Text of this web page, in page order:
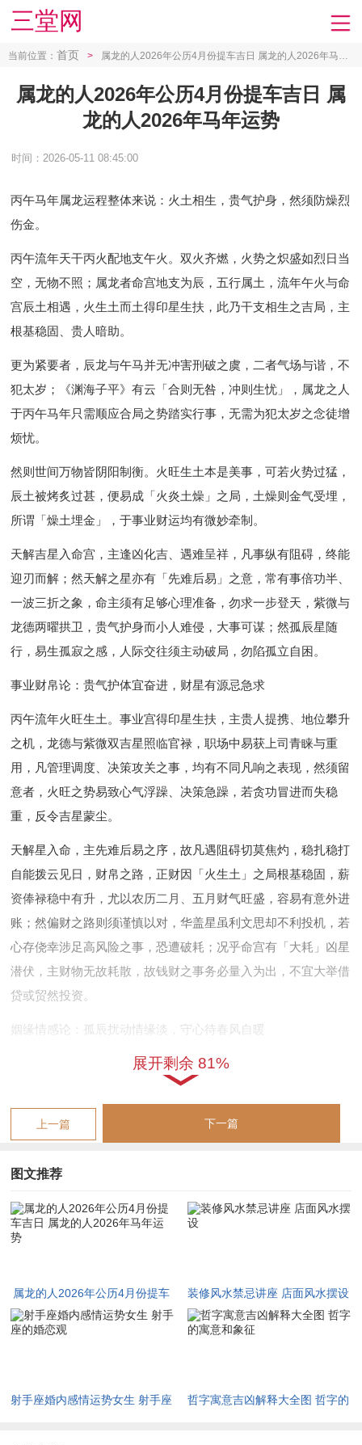
三堂网
当前位置： 首页 > 属龙的人2026年公历4月份提车吉日 属龙的人2026年马年运势
属龙的人2026年公历4月份提车吉日 属
龙的人2026年马年运势
时间：2026-05-11 08:45:00
丙午马年属龙运程整体来说：火土相生，贵气护身，然须防燥烈
伤金。
丙午流年天干丙火配地支午火。双火齐燃，火势之炽盛如烈日当
空，无物不照；属龙者命宫地支为辰，五行属土，流年午火与命
宫辰土相遇，火生土而土得印星生扶，此乃干支相生之吉局，主
根基稳固、贵人暗助。
更为紧要者，辰龙与午马并无冲害刑破之虞，二者气场与谐，不
犯太岁；《渊海子平》有云「合则无咎，冲则生忧」，属龙之人
于丙午马年只需顺应合局之势踏实行事，无需为犯太岁之念徒增
烦忧。
然则世间万物皆阴阳制衡。火旺生土本是美事，可若火势过猛，
辰土被烤炙过甚，便易成「火炎土燥」之局，土燥则金气受埋，
所谓「燥土埋金」，于事业财运均有微妙牵制。
天解吉星入命宫，主逢凶化吉、遇难呈祥，凡事纵有阻碍，终能
迎刃而解；然天解之星亦有「先难后易」之意，常有事倍功半、
一波三折之象，命主须有足够心理准备，勿求一步登天，紫微与
龙德两曜拱卫，贵气护身而小人难侵，大事可谋；然孤辰星随
行，易生孤寂之感，人际交往须主动破局，勿陷孤立自困。
事业财帛论：贵气护体宜奋进，财星有源忌急求
丙午流年火旺生土。事业宫得印星生扶，主贵人提携、地位攀升
之机，龙德与紫微双吉星照临官禄，职场中易获上司青睐与重
用，凡管理调度、决策攻关之事，均有不同凡响之表现，然须留
意者，火旺之势易致心气浮躁、决策急躁，若贪功冒进而失稳
重，反令吉星蒙尘。
天解星入命，主先难后易之序，故凡遇阻碍切莫焦灼，稳扎稳打
自能拨云见日，财帛之路，正财因「火生土」之局根基稳固，薪
资俸禄稳中有升，尤以农历二月、五月财气旺盛，容易有意外进
账；然偏财之路则须谨慎以对，华盖星虽利文思却不利投机，若
心存侥幸涉足高风险之事，恐遭破耗；况乎命宫有「大耗」凶星
潜伏，主财物无故耗散，故钱财之事务必量入为出，不宜大举借
贷或贸然投资。
姻缘情感论：孤辰扰动情缘淡，守心待春风自暖
姻缘之路，最忌孤辰入命，丙午之年属龙者命宫孤辰星潜伏，虽
龙德紫微护体而不至于生变，然孤辰星性孤峭，易使人对亲密关
系失去耐心与温情；单身属龙之人此年桃花平平，无大红鸾星动
与气，宜多设身处地、主动关注，才能化解孤辰星之晦暗，寡宿
星亦随行，主女性属龙者易感空虚寂寞，觉身边人难解己心；化
寂为温暖。
健康身体论：火炎土燥耗津液，静心养阴保安康
肺气不畅，土燥伤水则肾阴亏虚，故属龙者此年尤须关注心血
展开剩余 81%
上一篇 下一篇
图文推荐
属龙的人2026年公历4月份提车
吉日 属龙的人2026年马年运势
装修风水禁忌讲座 店面风水摆设
射手座婚内感情运势女生 射手座
哲字寓意吉凶解释大全图 哲字的